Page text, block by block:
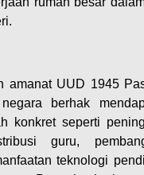
amanat UUD 1945
berhak
konkret seperti
guru,
teknologi